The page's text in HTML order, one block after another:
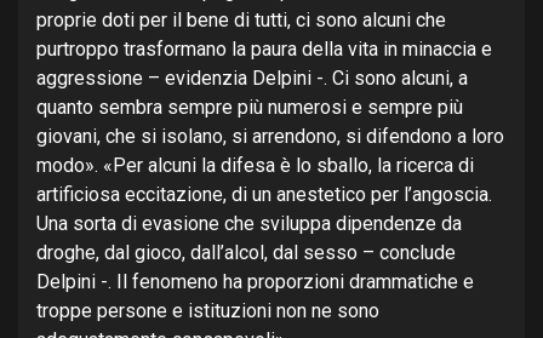
proprie doti per il bene di tutti, ci sono alcuni che
purtroppo trasformano la paura della vita in minaccia e
aggressione – evidenzia Delpini -. Ci sono alcuni, a
quanto sembra sempre più numerosi e sempre più
giovani, che si isolano, si arrendono, si difendono a loro
modo». «Per alcuni la difesa è lo sballo, la ricerca di
artificiosa eccitazione, di un anestetico per l’angoscia.
Una sorta di evasione che sviluppa dipendenze da
droghe, dal gioco, dall’alcol, dal sesso – conclude
Delpini -. Il fenomeno ha proporzioni drammatiche e
troppe persone e istituzioni non ne sono